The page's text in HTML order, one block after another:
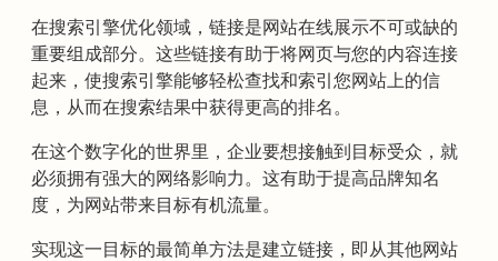
在搜索引擎优化领域，链接是网站在线展示不可或缺的
重要组成部分。这些链接有助于将网页与您的内容连接
起来，使搜索引擎能够轻松查找和索引您网站上的信
息，从而在搜索结果中获得更高的排名。
在这个数字化的世界里，企业要想接触到目标受众，就
必须拥有强大的网络影响力。这有助于提高品牌知名
度，为网站带来目标有机流量。
实现这一目标的最简单方法是建立链接，即从其他网站